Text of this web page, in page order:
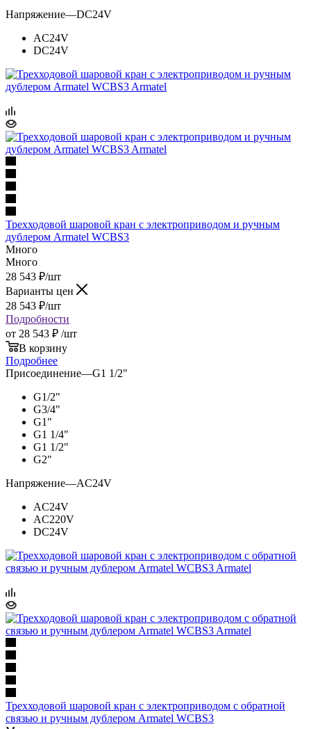
Напряжение—DC24V
AC24V
DC24V
Трехходовой шаровой кран с электроприводом и ручным
дублером Armatel WCBS3
Много
Много
28 543 ₽/шт
Варианты цен
28 543 ₽/шт
Подробности
от 28 543 ₽ /шт
В корзину
Подробнее
Присоединение—G1 1/2"
G1/2"
G3/4"
G1"
G1 1/4"
G1 1/2"
G2"
Напряжение—AC24V
AC24V
AC220V
DC24V
Трехходовой шаровой кран с электроприводом с обратной
связью и ручным дублером Armatel WCBS3